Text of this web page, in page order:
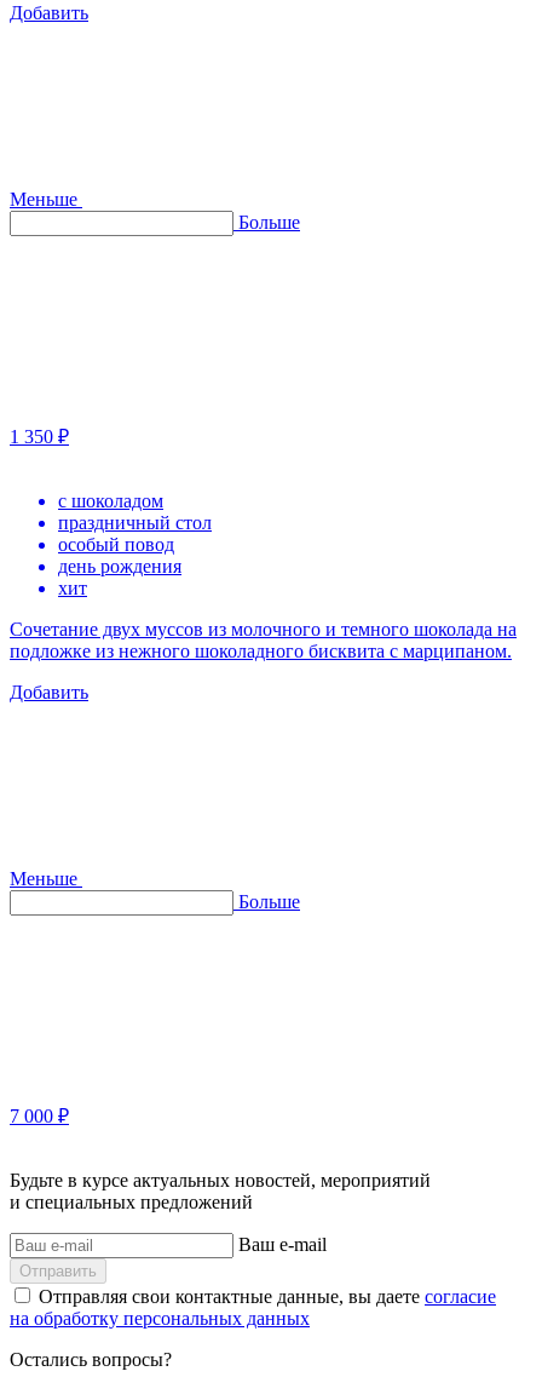
Добавить
Меньше
Больше
1 350 ₽
с шоколадом
праздничный стол
особый повод
день рождения
хит
Сочетание двух муссов из молочного и темного шоколада на
подложке из нежного шоколадного бисквита с марципаном.
Добавить
Меньше
Больше
7 000 ₽
Будьте в курсе актуальных новостей, мероприятий
и специальных предложений
Ваш e-mail
Отправить
Отправляя свои контактные данные, вы даете согласие
на обработку персональных данных
Остались вопросы?